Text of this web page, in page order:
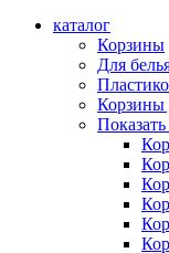
каталог
Корзины
Для
Корзины